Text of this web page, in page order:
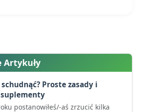
Artykuły
schudnąć? Proste zasady i
postanowiłeś/-aś zrzucić kilka